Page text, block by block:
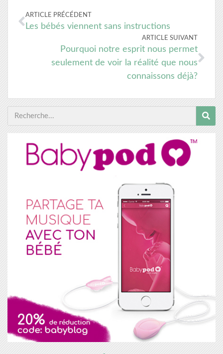
ARTICLE PRÉCÉDENT
Les bébés viennent sans instructions
ARTICLE SUIVANT
Pourquoi notre esprit nous permet
seulement de voir la réalité que nous
connaissons déjà?